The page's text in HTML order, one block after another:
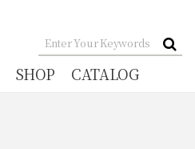
SHOP CATALOG